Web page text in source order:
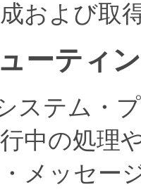
および取
ーティ
ステム・
中の処理
メッセー